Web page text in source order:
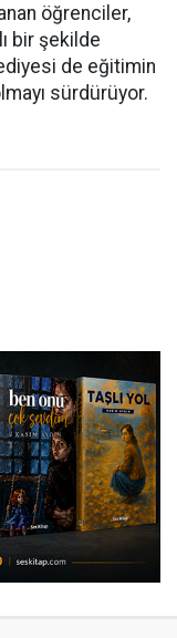
öğrenciler,
bir şekilde
de eğitimin
sürdürüyor.